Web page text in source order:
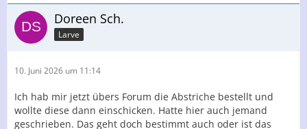
Doreen Sch.
Larve
10. Juni 2026 um 11:14
Ich hab mir jetzt übers Forum die Abstriche bestellt und
wollte diese dann einschicken. Hatte hier auch jemand
geschrieben. Das geht doch bestimmt auch oder ist das